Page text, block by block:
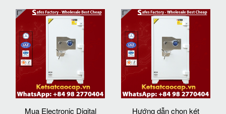
Mua Electronic Digital
Hướng dẫn chọn két